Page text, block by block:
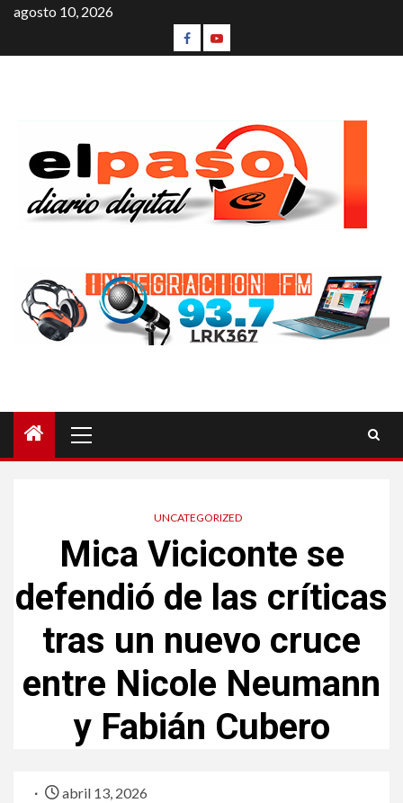
agosto 10, 2026
UNCATEGORIZED
Mica Viciconte se
defendió de las críticas
tras un nuevo cruce
entre Nicole Neumann
y Fabián Cubero
abril 13, 2026